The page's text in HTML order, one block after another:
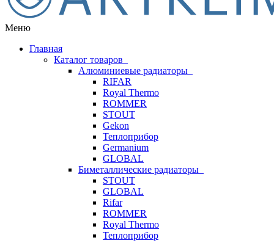
Меню
Главная
Каталог товаров
Алюминиевые радиаторы
RIFAR
Royal Thermo
ROMMER
STOUT
Gekon
Теплоприбор
Germanium
GLOBAL
Биметаллические радиаторы
STOUT
GLOBAL
Rifar
ROMMER
Royal Thermo
Теплоприбор